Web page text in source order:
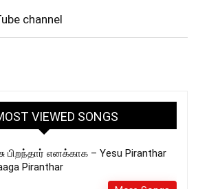
channel
VIEWED SONGS
பிறந்தார் எனக்காக – Yesu Piranthar
Piranthar